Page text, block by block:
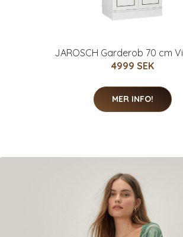
JAROSCH Garderob 70 cm
4999 SEK
MER INFO!